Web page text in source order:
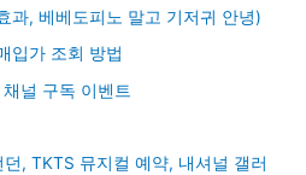
과, 베베도피노 말고 기저귀 안녕)
입가 조회 방법
널 구독 이벤트
, TKTS 뮤지컬 예약, 내셔널 갤러